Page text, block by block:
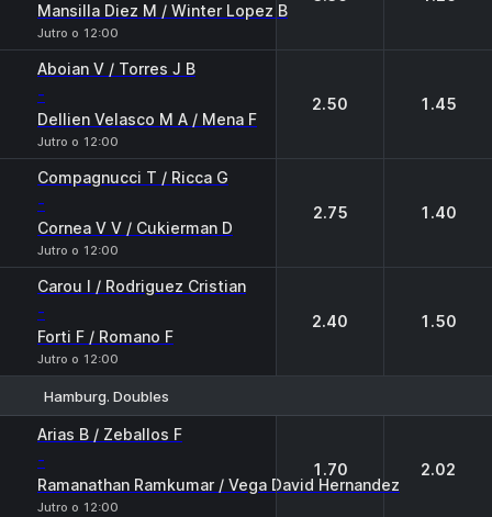
Mansilla Diez M / Winter Lopez B
Jutro o 12:00
Aboian V / Torres J B
-
Dellien Velasco M A / Mena F
Jutro o 12:00
2.50 1.45
Compagnucci T / Ricca G
-
Cornea V V / Cukierman D
Jutro o 12:00
2.75 1.40
Carou I / Rodriguez Cristian
-
Forti F / Romano F
Jutro o 12:00
2.40 1.50
Hamburg. Doubles
Arias B / Zeballos F
-
Ramanathan Ramkumar / Vega David Hernandez
Jutro o 12:00
1.70 2.02